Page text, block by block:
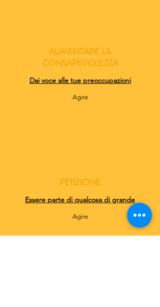
AUMENTARE LA
CONSAPEVOLEZZA
Dai voce alle tue preoccupazioni
Agire
PETIZIONE
Essere parte di qualcosa di grande
Agire